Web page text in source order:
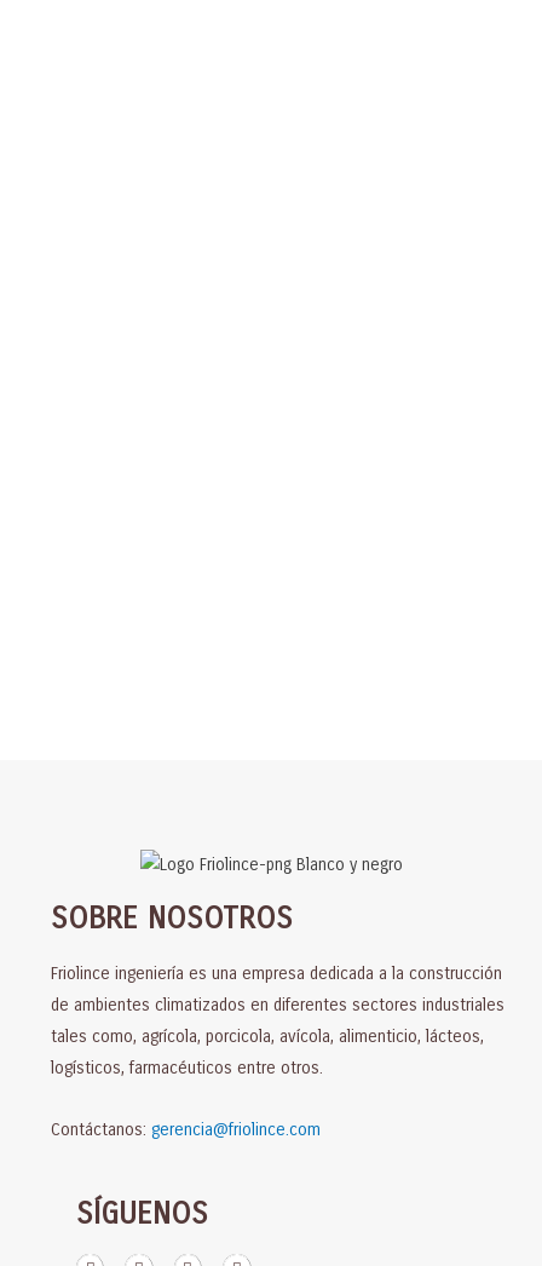
SOBRE NOSOTROS
Friolince ingeniería es una empresa dedicada a la construcción
de ambientes climatizados en diferentes sectores industriales
tales como, agrícola, porcicola, avícola, alimenticio, lácteos,
logísticos, farmacéuticos entre otros.
Contáctanos: gerencia@friolince.com
SÍGUENOS